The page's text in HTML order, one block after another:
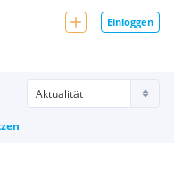
Einloggen